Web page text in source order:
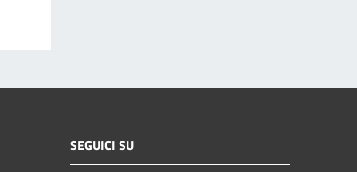
SEGUICI SU